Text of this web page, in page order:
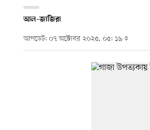
আল–জাজিরা
আপডেট: ০৭ অক্টোবর ২০২৫, ০৫: ১৯